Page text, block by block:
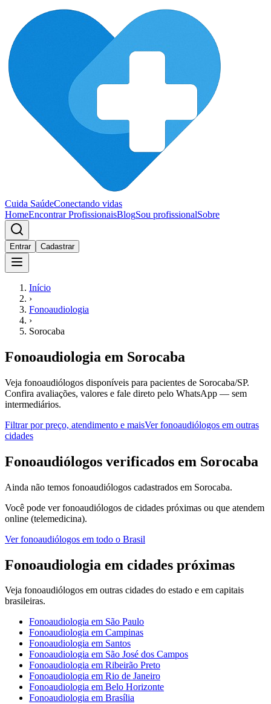
Cuida SaúdeConectando vidas
HomeEncontrar ProfissionaisBlogSou profissionalSobre
Entrar Cadastrar
Início
›
Fonoaudiologia
›
Sorocaba
Fonoaudiologia em Sorocaba
Veja fonoaudiólogos disponíveis para pacientes de Sorocaba/SP.
Confira avaliações, valores e fale direto pelo WhatsApp — sem
intermediários.
Filtrar por preço, atendimento e maisVerfonoaudiólogos em outras
cidades
Fonoaudiólogos verificados em Sorocaba
Ainda não temos fonoaudiólogos cadastrados em Sorocaba.
Você pode verfonoaudiólogos de cidades próximas ou que atendem
online (telemedicina).
Verfonoaudiólogos em todo o Brasil
Fonoaudiologia em cidades próximas
Veja fonoaudiólogos em outras cidades do estado e em capitais
brasileiras.
Fonoaudiologia em São Paulo
Fonoaudiologia em Campinas
Fonoaudiologia em Santos
Fonoaudiologia em São José dos Campos
Fonoaudiologia em Ribeirão Preto
Fonoaudiologia em Rio de Janeiro
Fonoaudiologia em Belo Horizonte
Fonoaudiologia em Brasília